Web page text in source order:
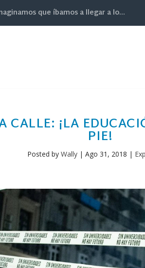
que íbamos a llegar a lo...
CALLE: ¡LA
PIE!
Posted byWally |Ago 31, 2018 |